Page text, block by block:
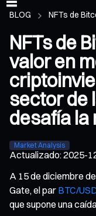
BLOG NFTs de
NFTs de
valor en
sector de
desafía la
Market Analysis
Actualizado:2025-
A 15 de diciembre
Gate, el par BTC/
que supone una